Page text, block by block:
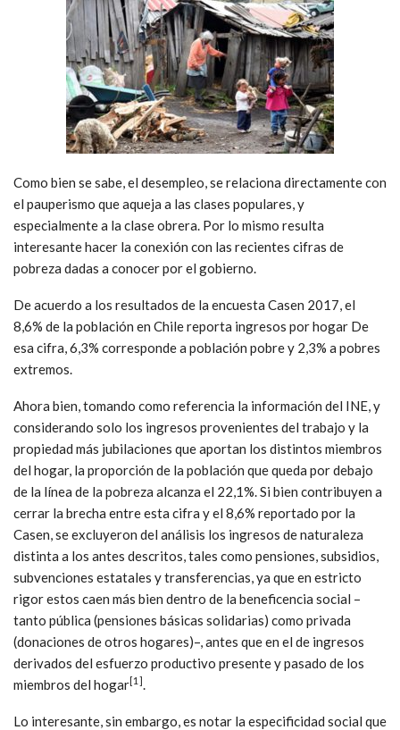
Como bien se sabe, el desempleo, se relaciona directamente con
el pauperismo que aqueja a las clases populares, y
especialmente a la clase obrera. Por lo mismo resulta
interesante hacer la conexión con las recientes cifras de
pobreza dadas a conocer por el gobierno.
De acuerdo a los resultados de la encuesta Casen 2017, el
8,6% de la población en Chile reporta ingresos por hogar De
esa cifra, 6,3% corresponde a población pobre y 2,3% a pobres
extremos.
Ahora bien, tomando como referencia la información del INE, y
considerando solo los ingresos provenientes del trabajo y la
propiedad más jubilaciones que aportan los distintos miembros
del hogar, la proporción de la población que queda por debajo
de la línea de la pobreza alcanza el 22,1%. Si bien contribuyen a
cerrar la brecha entre esta cifra y el 8,6% reportado por la
Casen, se excluyeron del análisis los ingresos de naturaleza
distinta a los antes descritos, tales como pensiones, subsidios,
subvenciones estatales y transferencias, ya que en estricto
rigor estos caen más bien dentro de la beneficencia social –
tanto pública (pensiones básicas solidarias) como privada
(donaciones de otros hogares)–, antes que en el de ingresos
derivados del esfuerzo productivo presente y pasado de los
miembros del hogar[1]
Lo interesante, sin embargo, es notar la especificidad social que